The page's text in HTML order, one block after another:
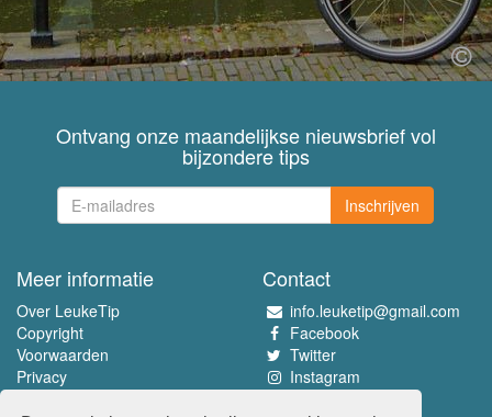
Ontvang onze maandelijkse nieuwsbrief vol
bijzondere tips
Inschrijven
Meer informatie
Over LeukeTip
Copyright
Voorwaarden
Privacy
Contact
info.leuketip@gmail.com
Facebook
Twitter
Instagram